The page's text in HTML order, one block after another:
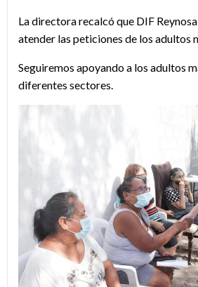
La directora recalcó que DIF
atender las peticiones de los adultos
Seguiremos apoyando a los adultos
diferentes sectores.